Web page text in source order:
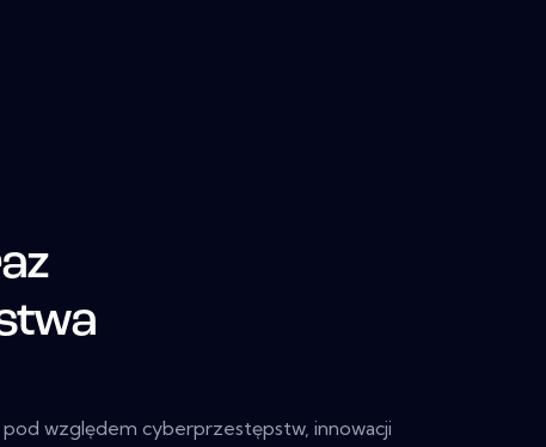
pod względem cyberprzestępstw, innowacji